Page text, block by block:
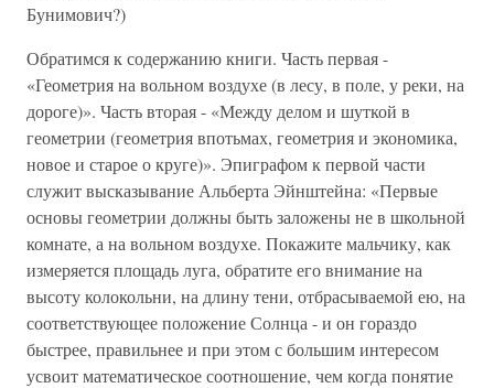
Бунимович?)
Обратимся к содержанию книги. Часть первая -
«Геометрия на вольном воздухе (в лесу, в поле, у реки, на
дороге)». Часть вторая - «Между делом и шуткой в
геометрии (геометрия впотьмах, геометрия и экономика,
новое и старое о круге)». Эпиграфом к первой части
служит высказывание Альберта Эйнштейна: «Первые
основы геометрии должны быть заложены не в школьной
комнате, а на вольном воздухе. Покажите мальчику, как
измеряется площадь луга, обратите его внимание на
высоту колокольни, на длину тени, отбрасываемой ею, на
соответствующее положение Солнца - и он гораздо
быстрее, правильнее и при этом с большим интересом
усвоит математическое соотношение, чем когда понятие